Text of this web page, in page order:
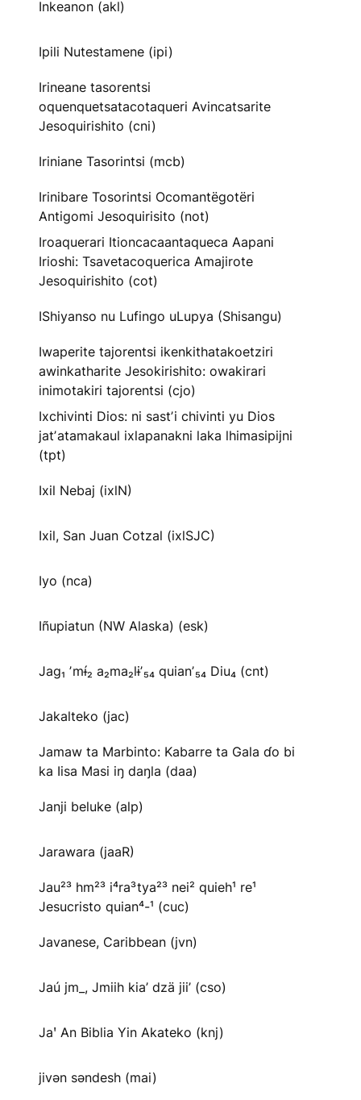
Inkeanon (akl)
Ipili Nutestamene (ipi)
Irineane tasorentsi
oquenquetsatacotaqueri Avincatsarite
Jesoquirishito (cni)
Iriniane Tasorintsi (mcb)
Irinibare Tosorintsi Ocomantëgotëri
Antigomi Jesoquirisito (not)
Iroaquerari Itioncacaantaqueca Aapani
Irioshi: Tsavetacoquerica Amajirote
Jesoquirishito (cot)
IShiyanso nu Lufingo uLupya (Shisangu)
Iwaperite tajorentsi ikenkithatakoetziri
awinkatharite Jesokirishito: owakirari
inimotakiri tajorentsi (cjo)
Ixchivinti Dios: ni sastʼi chivinti yu Dios
jatʼatamakaul ixlapanakni laka lhimasipijni
(tpt)
Ixil Nebaj (ixlN)
Ixil, San Juan Cotzal (ixlSJC)
Iyo (nca)
Iñupiatun (NW Alaska) (esk)
Jag₁ ʼmɨ́₂ a₂ma₂lɨʼ₅₄ quianʼ₅₄ Diu₄ (cnt)
Jakalteko (jac)
Jamaw ta Marbinto: Kabarre ta Gala ɗo bi
ka Iisa Masi iŋ daŋla (daa)
Janji beluke (alp)
Jarawara (jaaR)
Jau²³ hm²³ i⁴ra³tya²³ nei² quieh¹ re¹
Jesucristo quian⁴-¹ (cuc)
Javanese, Caribbean (jvn)
Jaú jm_, Jmiih kia’ dzä jii’ (cso)
Jaꞌ An Biblia Yin Akateko (knj)
jivən səndesh (mai)